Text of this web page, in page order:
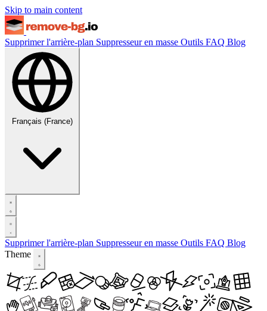
Skip to main content
Supprimer l'arrière-plan Suppresseur en masse Outils FAQ Blog
Français (France)
Supprimer l'arrière-plan Suppresseur en masse Outils FAQ Blog
Theme